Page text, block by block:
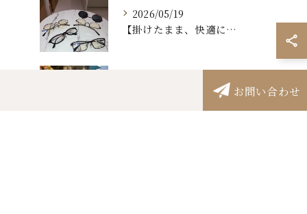
2026/05/19
【掛けたまま、快適に見える。
お問い合わせ